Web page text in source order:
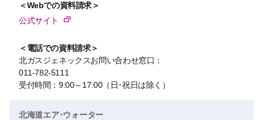
＜Webでの資料請求＞
公式サイト
＜電話での資料請求＞
北ガスジェネックスお問い合わせ窓口：
011-782-5111
受付時間：9:00～17:00（日･祝日は除く）
北海道エア･ウォーター